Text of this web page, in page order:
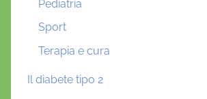
Pediatria
Sport
Terapia e cura
Il diabete tipo 2